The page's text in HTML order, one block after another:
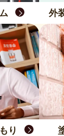
外
り